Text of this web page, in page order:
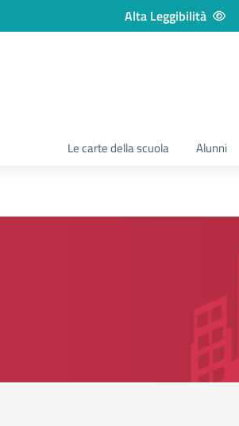
Alta Leggibilità
Le carte della scuola Alunni